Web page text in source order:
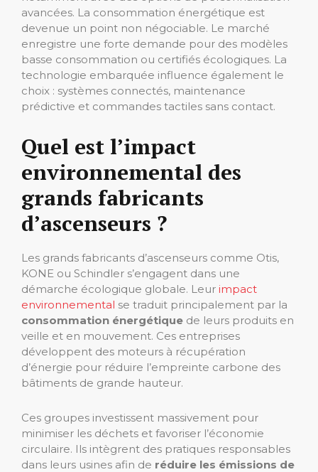
avancées. La consommation énergétique est
devenue un point non négociable. Le marché
enregistre une forte demande pour des modèles
basse consommation ou certifiés écologiques. La
technologie embarquée influence également le
choix : systèmes connectés, maintenance
prédictive et commandes tactiles sans contact.
Quel est l’impact
environnemental des
grands fabricants
d’ascenseurs ?
Les grands fabricants d’ascenseurs comme Otis,
KONE ou Schindler s’engagent dans une
démarche écologique globale. Leur impact
environnemental se traduit principalement par la
consommation énergétique de leurs produits en
veille et en mouvement. Ces entreprises
développent des moteurs à récupération
d’énergie pour réduire l’empreinte carbone des
bâtiments de grande hauteur.
Ces groupes investissent massivement pour
minimiser les déchets et favoriser l’économie
circulaire. Ils intègrent des pratiques responsables
dans leurs usines afin de réduire les émissions de